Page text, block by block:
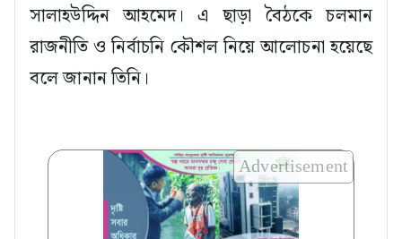
সালাহউদ্দিন আহমেদ। এ ছাড়া বৈঠকে চলমান
রাজনীতি ও নির্বাচনি কৌশল নিয়ে আলোচনা হয়েছে
বলে জানান তিনি।
Advertisement